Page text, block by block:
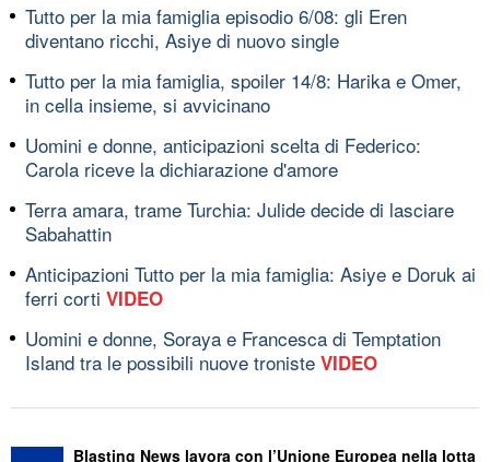
Tutto per la mia famiglia episodio 6/08: gli Eren
diventano ricchi, Asiye di nuovo single
Tutto per la mia famiglia, spoiler 14/8: Harika e Omer,
in cella insieme, si avvicinano
Uomini e donne, anticipazioni scelta di Federico:
Carola riceve la dichiarazione d'amore
Terra amara, trame Turchia: Julide decide di lasciare
Sabahattin
Anticipazioni Tutto per la mia famiglia: Asiye e Doruk ai
ferri corti VIDEO
Uomini e donne, Soraya e Francesca di Temptation
Island tra le possibili nuove troniste VIDEO
Blasting News lavora con l’Unione Europea nella lotta